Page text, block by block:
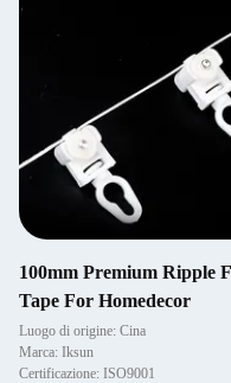
100mm Premium Ripple
Tape For Homedecor
Luogo di origine: Cina
Marca: Iksun
Certificazione: ISO9001